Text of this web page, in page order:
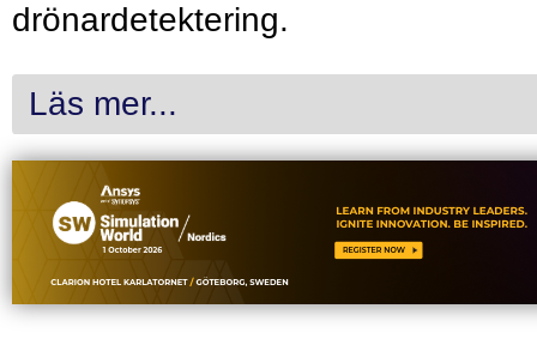
drönardetektering.
Läs mer...